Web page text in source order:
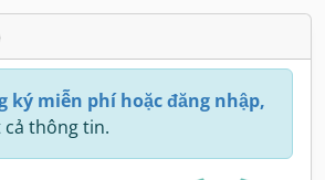
ký miễn phí hoặc đăng nhập,
thông tin.